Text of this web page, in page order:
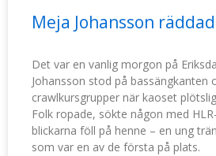
Meja Johansson
Det var en vanlig morgon på
Johansson stod på bassängkanten
crawlkursgrupper när kaoset
Folk ropade, sökte någon med
blickarna föll på henne – en ung
som var en av de första på plats.